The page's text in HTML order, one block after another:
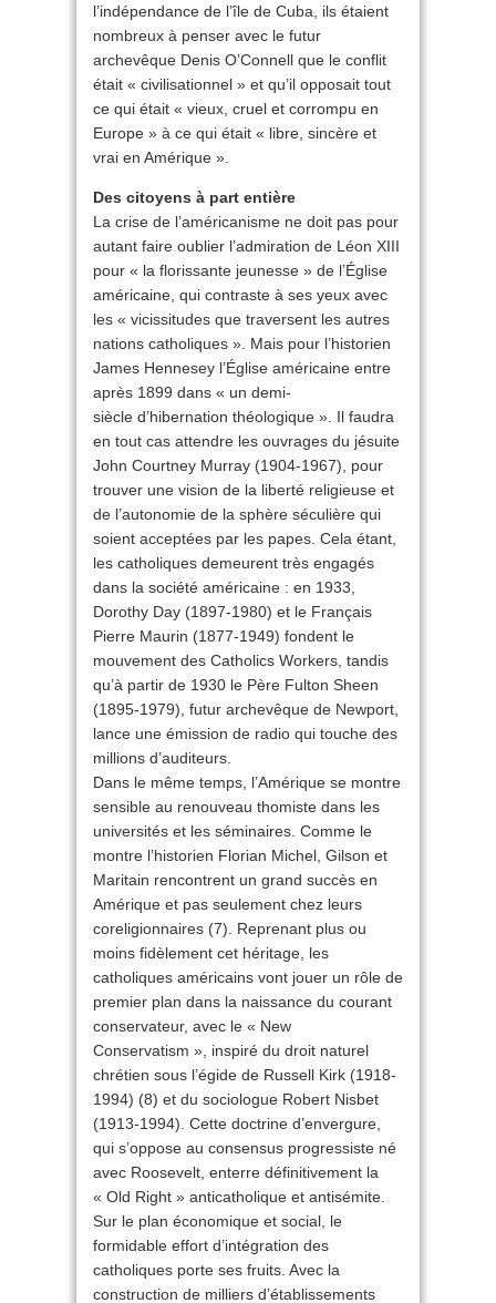
l’indépendance de l’île de Cuba, ils étaient
nombreux à penser avec le futur
archevêque Denis O’Connell que le conflit
était « civilisationnel » et qu’il opposait tout
ce qui était « vieux, cruel et corrompu en
Europe » à ce qui était « libre, sincère et
vrai en Amérique ».
Des citoyens à part entière
La crise de l’américanisme ne doit pas pour
autant faire oublier l’admiration de Léon XIII
pour « la florissante jeunesse » de l’Église
américaine, qui contraste à ses yeux avec
les « vicissitudes que traversent les autres
nations catholiques ». Mais pour l’historien
James Hennesey l’Église américaine entre
après 1899 dans « un demi-
siècle d’hibernation théologique ». Il faudra
en tout cas attendre les ouvrages du jésuite
John Courtney Murray (1904-1967), pour
trouver une vision de la liberté religieuse et
de l’autonomie de la sphère séculière qui
soient acceptées par les papes. Cela étant,
les catholiques demeurent très engagés
dans la société américaine : en 1933,
Dorothy Day (1897-1980) et le Français
Pierre Maurin (1877-1949) fondent le
mouvement des Catholics Workers, tandis
qu’à partir de 1930 le Père Fulton Sheen
(1895-1979), futur archevêque de Newport,
lance une émission de radio qui touche des
millions d’auditeurs.
Dans le même temps, l’Amérique se montre
sensible au renouveau thomiste dans les
universités et les séminaires. Comme le
montre l’historien Florian Michel, Gilson et
Maritain rencontrent un grand succès en
Amérique et pas seulement chez leurs
coreligionnaires (7). Reprenant plus ou
moins fidèlement cet héritage, les
catholiques américains vont jouer un rôle de
premier plan dans la naissance du courant
conservateur, avec le « New
Conservatism », inspiré du droit naturel
chrétien sous l’égide de Russell Kirk (1918-
1994) (8) et du sociologue Robert Nisbet
(1913-1994). Cette doctrine d’envergure,
qui s’oppose au consensus progressiste né
avec Roosevelt, enterre définitivement la
« Old Right » anticatholique et antisémite.
Sur le plan économique et social, le
formidable effort d’intégration des
catholiques porte ses fruits. Avec la
construction de milliers d’établissements